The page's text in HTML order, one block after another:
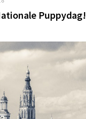
Puppydag!